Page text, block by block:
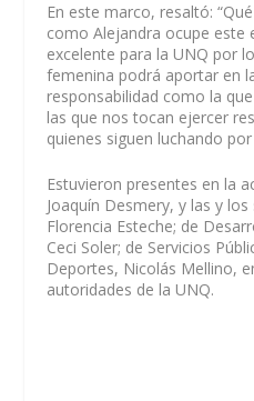
En este marco, resaltó:
como Alejandra ocupe este
excelente para la UNQ por
femenina podrá aportar en
responsabilidad como la
las que nos tocan ejercer
quienes siguen luchando
Estuvieron presentes en la
Joaquín Desmery, y las y
Florencia Esteche; de
Ceci Soler; de Servicios
Deportes, Nicolás Mellino,
autoridades de la UNQ.